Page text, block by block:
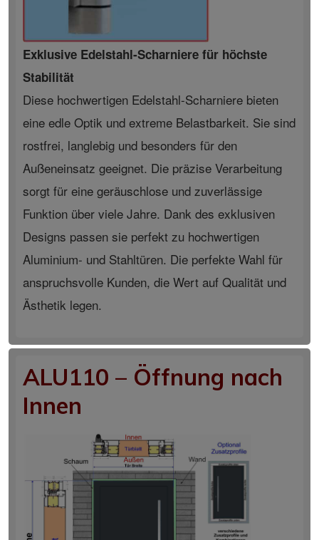
Exklusive Edelstahl-Scharniere für höchste
Stabilität
Diese hochwertigen Edelstahl-Scharniere bieten
eine edle Optik und extreme Belastbarkeit. Sie sind
rostfrei, langlebig und besonders für den
Außeneinsatz geeignet. Die präzise Verarbeitung
sorgt für eine geräuschlose und zuverlässige
Funktion über viele Jahre. Dank des exklusiven
Designs passen sie perfekt zu hochwertigen
Aluminium- und Stahltüren. Die perfekte Wahl für
anspruchsvolle Kunden, die Wert auf Qualität und
Ästhetik legen.
ALU110 – Öffnung nach
Innen